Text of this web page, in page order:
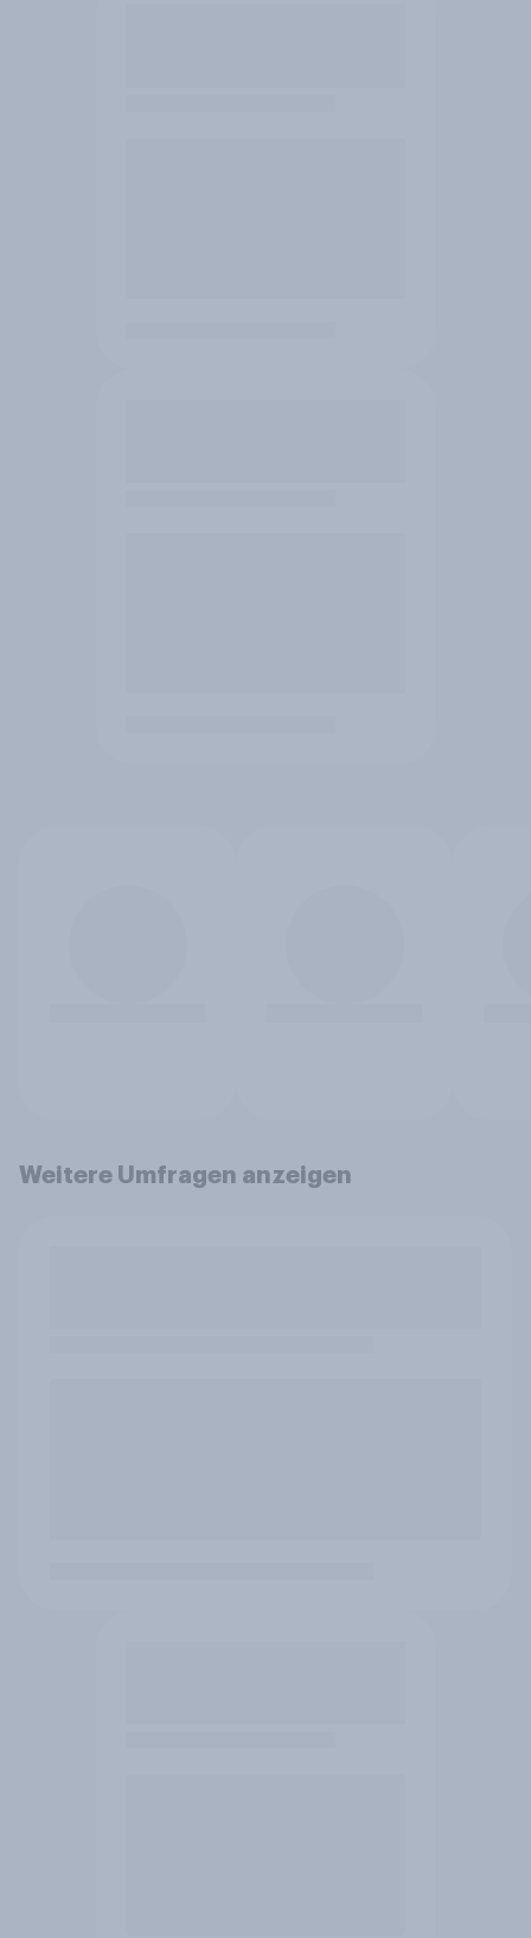
Weitere Umfragen anzeigen